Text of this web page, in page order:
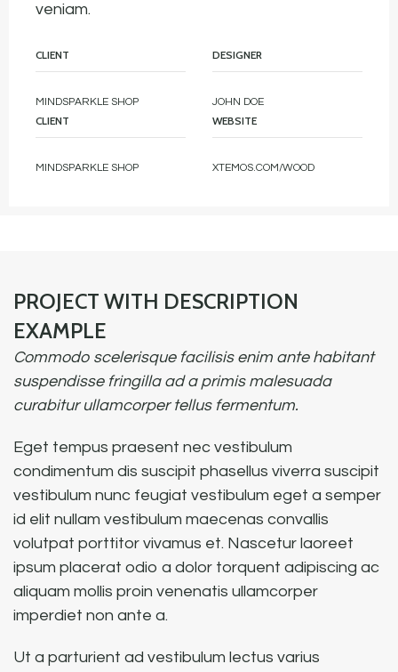
veniam.
CLIENT
MINDSPARKLE SHOP
DESIGNER
JOHN DOE
CLIENT
MINDSPARKLE SHOP
WEBSITE
XTEMOS.COM/WOOD
PROJECT WITH DESCRIPTION
EXAMPLE
Commodo scelerisque facilisis enim ante habitant
suspendisse fringilla ad a primis malesuada
curabitur ullamcorper tellus fermentum.
Eget tempus praesent nec vestibulum
condimentum dis suscipit phasellus viverra suscipit
vestibulum nunc feugiat vestibulum eget a semper
id elit nullam vestibulum maecenas convallis
volutpat porttitor vivamus et. Nascetur laoreet
ipsum placerat odio a dolor torquent adipiscing ac
aliquam mollis proin venenatis ullamcorper
imperdiet non ante a.
Ut a parturient ad vestibulum lectus varius